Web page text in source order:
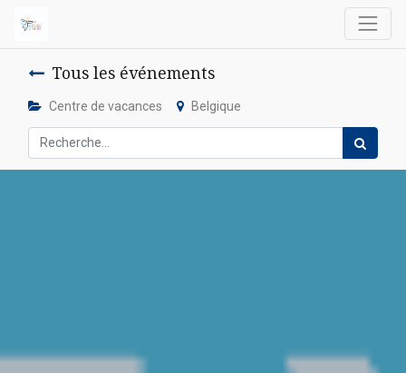
Tous les événements
Centre de vacances Belgique